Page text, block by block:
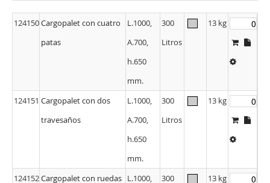
124150Cargopalet con cuatro
patas
L.1000,
A.700,
h.650
mm.
300
Litros
13 kg
124151 Cargopalet con dos
travesaños
L.1000,
A.700,
h.650
mm.
300
Litros
13 kg
124152Cargopalet con ruedas L.1000,
300
13 kg